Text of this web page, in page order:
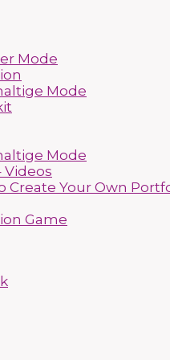
Mode
Mode
Mode
Videos
Create Your Own
Game